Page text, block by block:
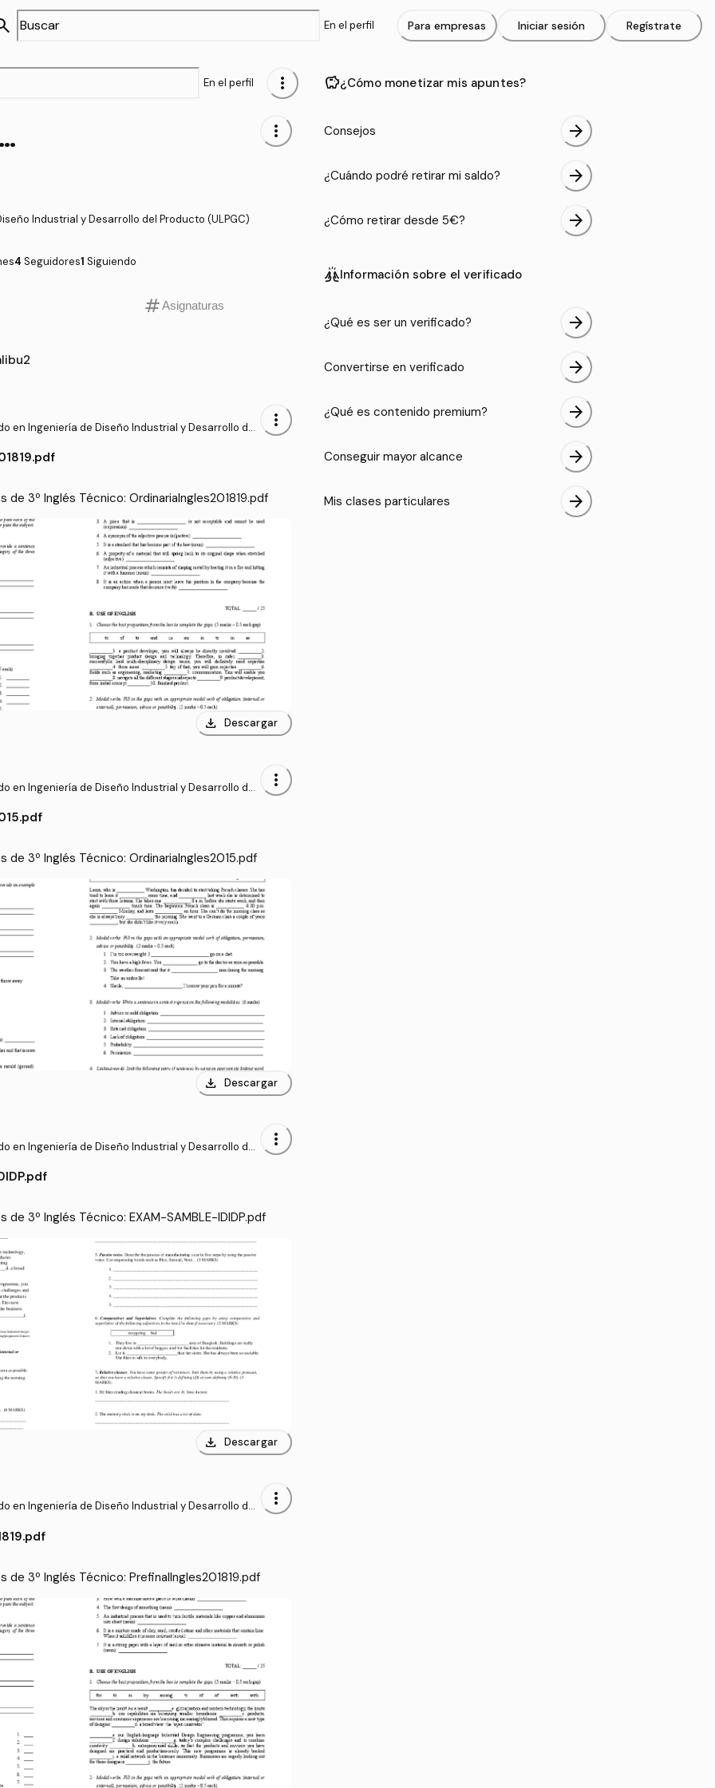
En el perfil more_vert
@Malibu2 more_vert
Industrial y Desarrollo del Producto (ULPGC)
4 Seguidores1 Siguiendo
tagAsignaturas
en Ingeniería de Diseño Industrial y Desarrollo del
more_vert
de 3º Inglés Técnico: OrdinariaIngles201819.pdf
download Descargar
en Ingeniería de Diseño Industrial y Desarrollo del
more_vert
de 3º Inglés Técnico: OrdinariaIngles2015.pdf
download Descargar
en Ingeniería de Diseño Industrial y Desarrollo del
more_vert
3º Inglés Técnico: EXAM-SAMBLE-IDIDP.pdf
download Descargar
en Ingeniería de Diseño Industrial y Desarrollo del
more_vert
de 3º Inglés Técnico: PrefinalIngles201819.pdf
savings¿Cómo monetizar mis apuntes?
Consejos arrow_forward
¿Cuándo podré retirar mi saldo? arrow_forward
¿Cómo retirar desde 5€? arrow_forward
cheerInformación sobre el verificado
¿Qué es ser un verificado? arrow_forward
Convertirse en verificado arrow_forward
¿Qué es contenido premium? arrow_forward
Conseguir mayor alcance arrow_forward
Mis clases particulares arrow_forward
En el perfil Para empresas Iniciar sesión Regístrate